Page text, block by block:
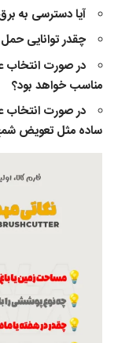
آیا دسترسی به
چقدر توانایی
در صورت انتخاب
مناسب خواهد بود؟
در صورت انتخاب
ساده مثل تعویض